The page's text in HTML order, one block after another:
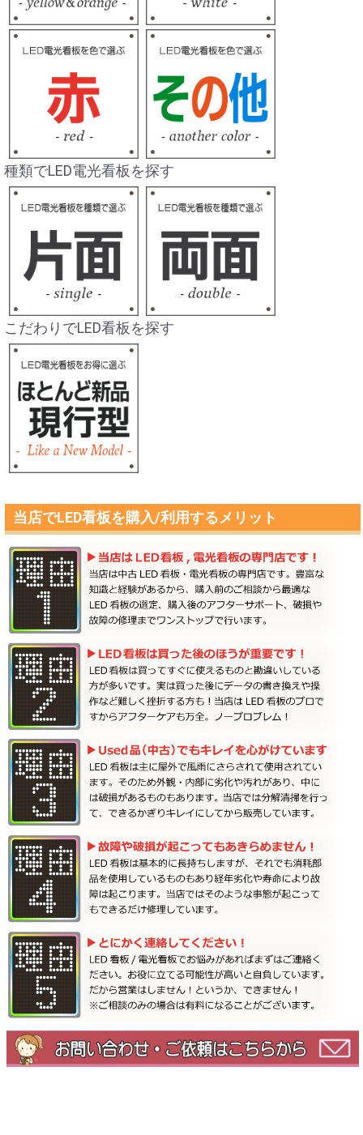
種類でLED電光看板を探す
こだわりでLED看板を探す
当店でLED看板を購入/利用するメリット